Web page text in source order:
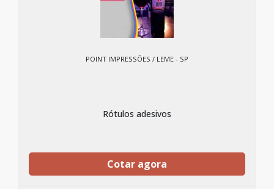
POINT IMPRESSÕES / LEME - SP
Rótulos adesivos
Cotar agora